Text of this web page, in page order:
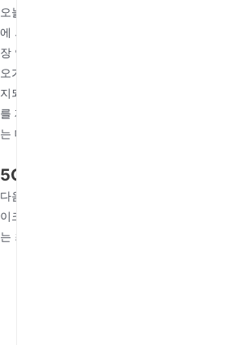
오늘날 급변하는 운영 환경에서, 공용 Wi-Fi
에 의존하는 것은 미션 크리티컬 작업에 더
장 연구를 수행하거나, 임시 실외 사무실을
오가는 경우에도
지되고 속도가 일관되게 유지되도록 보장하
를 제공합니다. 이 가이드는 고성능 휴대용
는 데 필수적인 단계를 설명합니다.
5G 코어 활성화: SIM 및 전원 관
다음의 성능은
이크를 처리하는 방식에서 시작됩니다. 고정
는 최고 신호 잠금을 유지하면서 전력 소비
5G 지원 SIM 카드를
깨끗하고 올바르게 장착되었는지 확
장치가 “언락”되어 있는지, 그리고
원하여 가장 넓은 범위의 커버리지를